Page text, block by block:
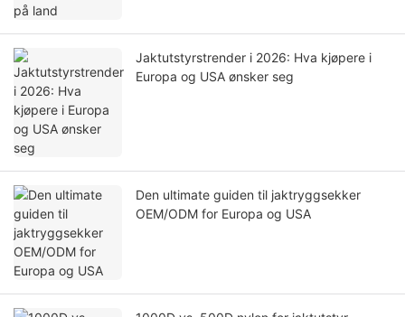
Jaktutstyrstrender i 2026: Hva kjøpere i
Europa og USA ønsker seg
Den ultimate guiden til jaktryggsekker
OEM/ODM for Europa og USA